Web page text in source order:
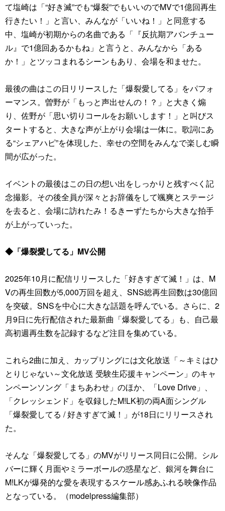
て塩崎は「“好き滅”でも“爆裂”でもいいのでMVで1億回再生
行きたい！」と言い、みんなが「いいね！」と同意する
中、塩崎が初期からの名曲である「『反抗期アバンチュー
ル』で1億回あるかもね」と言うと、みんなから「ある
か！」とツッコまれるシーンもあり、会場を和ませた。
最後の曲はこの日リリースした「爆裂愛してる」をパフォ
ーマンス。曽野が「もっと声出せんの！？」と大きく煽
り、佐野が「思い切りコールをお願いします！」と叫びス
タートすると、大きな声が上がり会場は一体に。歌詞にあ
る“シェアハピ”を体現した、幸せの空間をみんなで楽しむ瞬
間が広がった。
イベントの最後はこの日の想い出をしっかりと残すべく記
念撮影。その後全員が深々とお辞儀をして颯爽とステージ
を去ると、会場に訪れたみ！るきーずたちから大きな拍手
が上がっていった。
◆「爆裂愛してる」MV公開
2025年10月に配信リリースした「好きすぎて滅！」は、M
Vの再生回数が5,000万回を超え、SNS総再生回数は30億回
を突破。SNSを中心に大きな話題を呼んでいる。さらに、2
月9日に先行配信された最新曲「爆裂愛してる」も、自己最
高初週再生数を記録するなど注目を集めている。
これら2曲に加え、カップリングには文化放送「～キミはひ
とりじゃない～文化放送 受験生応援キャンペーン」のキャ
ンペーンソング「まちあわせ」のほか、「Love Drive」、
「クレッシェンド」を収録したM!LK初の両A面シングル
「爆裂愛してる / 好きすぎて滅！」が18日にリリースされ
た。
そんな「爆裂愛してる」のMVがリリース同日に公開。シル
バーに輝く月面やミラーボールの惑星など、銀河を舞台に
M!LKが爆発的な愛を表現するスケール感あふれる映像作品
となっている。（modelpress編集部）